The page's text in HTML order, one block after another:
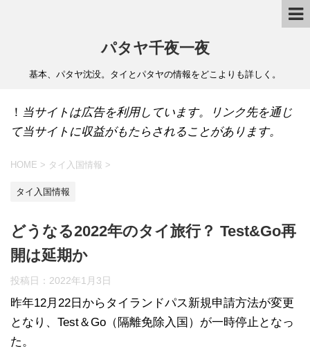
パタヤ千夜一夜
基本、パタヤ沈没。タイとパタヤの情報をどこよりも詳しく。
！ 当サイトは広告を利用しています。リンク先を通じ
て当サイトに収益がもたらされることがあります。
HOME > タイ入国情報 >
タイ入国情報
どうなる2022年のタイ旅行？ Test&Go再
開は延期か
投稿日： 2022年1月3日
昨年12月22日からタイランドパス新規申請方法が変更
となり、Test＆Go（隔離免除入国）が一時停止となっ
た。